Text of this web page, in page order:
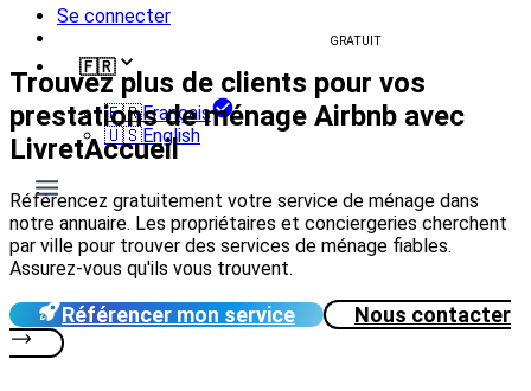
Se connecter
GRATUIT
🇫🇷
🇫🇷Français
🇺🇸English
Trouvez plus de clients pour vos
prestations de ménage Airbnb avec
LivretAccueil
Référencez gratuitement votre service de ménage dans
notre annuaire. Les propriétaires et conciergeries cherchent
par ville pour trouver des services de ménage fiables.
Assurez-vous qu'ils vous trouvent.
Référencer mon service Nous contacter